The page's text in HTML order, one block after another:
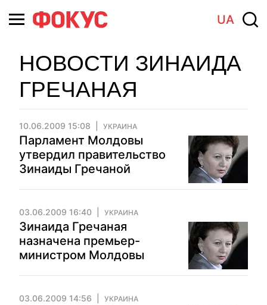
UA
НОВОСТИ ЗИНАИДА
ГРЕЧАНАЯ
10.06.2009 15:08 УКРАИНА
Парламент Молдовы
утвердил правительство
Зинаиды Гречаной
03.06.2009 16:40 УКРАИНА
Зинаида Гречаная
назначена премьер-
министром Молдовы
03.06.2009 14:56 УКРАИНА